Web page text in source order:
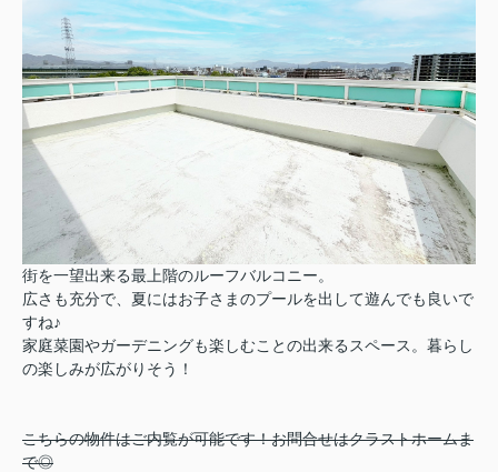
街を一望出来る最上階のルーフバルコニー。
広さも充分で、夏にはお子さまのプールを出して遊んでも良いで
すね♪
家庭菜園やガーデニングも楽しむことの出来るスペース。暮らし
の楽しみが広がりそう！
こちらの物件はご内覧が可能です！お問合せはクラストホームま
で◎